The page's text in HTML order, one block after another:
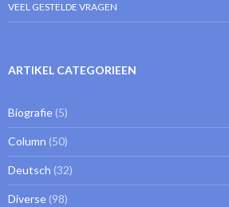
VEEL GESTELDE VRAGEN
ARTIKEL CATEGORIEEN
Biografie (5)
Column (50)
Deutsch (32)
Diverse (98)